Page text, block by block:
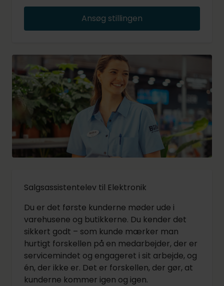
Ansøg stillingen
Salgsassistentelev til Elektronik
Du er det første kunderne møder ude i
varehusene og butikkerne. Du kender det
sikkert godt – som kunde mærker man
hurtigt forskellen på en medarbejder, der er
servicemindet og engageret i sit arbejde, og
én, der ikke er. Det er forskellen, der gør, at
kunderne kommer igen og igen.